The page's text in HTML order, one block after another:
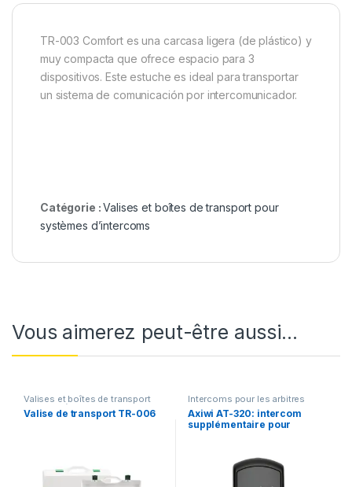
TR-003 Comfort es una carcasa ligera (de plástico) y
muy compacta que ofrece espacio para 3
dispositivos. Este estuche es ideal para transportar
un sistema de comunicación por intercomunicador.
Catégorie :Valises et boîtes de transport pour
systèmes d’intercoms
Vous aimerez peut-être aussi…
Valises et boîtes de transport
pour systèmes d’intercoms
Valise de transport TR-006
Intercoms pour les arbitres
sportifs
Axiwi AT-320: intercom
supplémentaire pour